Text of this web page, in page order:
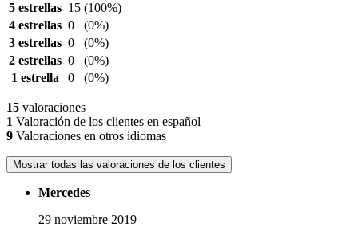
5 estrellas 15 (100%)
4 estrellas 0
(0%)
3 estrellas 0
(0%)
2 estrellas 0
(0%)
1 estrella
0 (0%)
15 valoraciones
1 Valoración de los clientes en español
9 Valoraciones en otros idiomas
Mostrar todas las valoraciones de los clientes
Mercedes
29 noviembre 2019